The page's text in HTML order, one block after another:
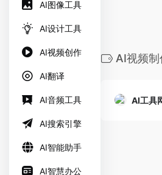
AI图像工具
AI设计工具
AI视频创作
AI翻译
AI音频工具
AI搜索引擎
AI智能助手
AI智慧办公
AI视频制
AI工具